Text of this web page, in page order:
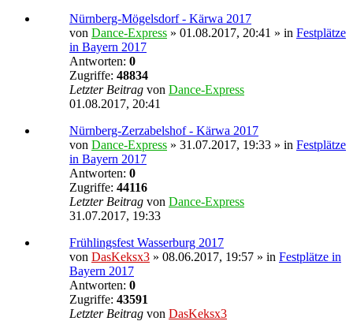
Nürnberg-Mögelsdorf - Kärwa 2017
von Dance-Express » 01.08.2017, 20:41 » in Festplätze
in Bayern 2017
Antworten: 0
Zugriffe: 48834
Letzter Beitrag von Dance-Express
01.08.2017, 20:41
Nürnberg-Zerzabelshof - Kärwa 2017
von Dance-Express » 31.07.2017, 19:33 » in Festplätze
in Bayern 2017
Antworten: 0
Zugriffe: 44116
Letzter Beitrag von Dance-Express
31.07.2017, 19:33
Frühlingsfest Wasserburg 2017
von DasKeksx3 » 08.06.2017, 19:57 » in Festplätze in
Bayern 2017
Antworten: 0
Zugriffe: 43591
Letzter Beitrag von DasKeksx3